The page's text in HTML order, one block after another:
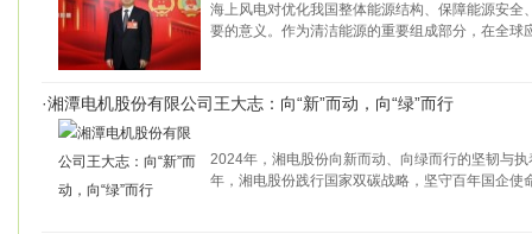
海上风电对优化我国整体能源结构、保障能源安全
要的意义。作为清洁能源的重要组成部分，在全球
·湘潭电机股份有限公司王大志：向“新”而动，向“绿”而行
2024年，湘电股份向新而动、向绿而行的坚韧与
年，湘电股份践行国家双碳战略，坚守百年国企使